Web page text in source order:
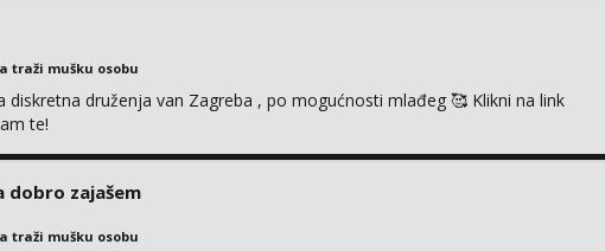
traži mušku osobu
diskretna druženja van Zagreba , po mogućnosti mlađeg 🥰 Klikni na link
te!
dobro zajašem
traži mušku osobu